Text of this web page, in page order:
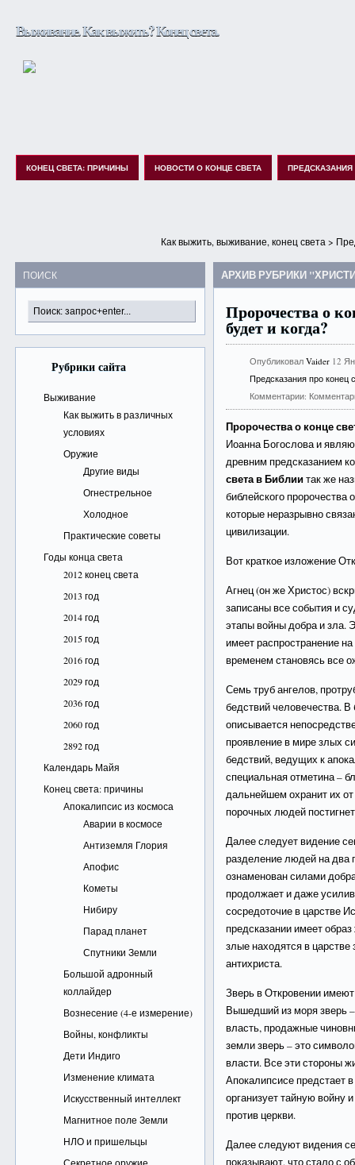
Выживание. Как выжить? Конец света.
КОНЕЦ СВЕТА: ПРИЧИНЫ НОВОСТИ О КОНЦЕ СВЕТА ПРЕДСКАЗАНИЯ
Как выжить, выживание, конец света >
ПОИСК
Рубрики сайта
Выживание
Как выжить в различных
условиях
Оружие
Другие виды
Огнестрельное
Холодное
Практические советы
Годы конца света
2012 конец света
2013 год
2014 год
2015 год
2016 год
2029 год
2036 год
2060 год
2892 год
Календарь Майя
Конец света: причины
Апокалипсис из космоса
Аварии в космосе
Антиземля Глория
Апофис
Кометы
Нибиру
Парад планет
Спутники Земли
Большой адронный
коллайдер
Вознесение (4-е измерение)
Войны, конфликты
Дети Индиго
Изменение климата
Искусственный интеллект
Магнитное поле Земли
НЛО и пришельцы
АРХИВ РУБРИКИ
Пророчества о
будет и когда?
ОпубликовалVaider 12
Предсказания про конец
Комментарии:
Пророчества о конце
Иоанна Богослова и
древним предсказанием
света в Библиитак же
библейского пророчества
которые неразрывно
цивилизации.
Вот краткое изложение
Агнец (он же Христос)
записаны все события и
этапы войны добра и зла.
имеет распространение
временем становясь все
Семь труб ангелов,
бедствий человечества.
описывается
проявление в мире злых
бедствий, ведущих к
специальная отметина –
дальнейшем охранит их
порочных людей
Далее следует видение
разделение людей на два
ознаменован силами
продолжает и даже
сосредоточие в царстве
предсказании имеет
злые находятся в
антихриста.
Зверь в Откровении
Вышедший из моря зверь –
власть, продажные
земли зверь – это
власти. Все эти стороны
Апокалипсисе предстает
организует тайную войну
против церкви.
Далее следуют видения
показывают, что стало с